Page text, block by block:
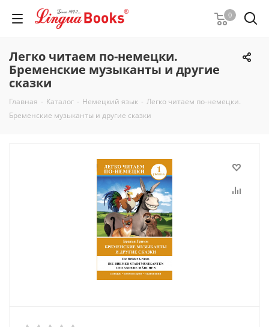
0
Легко читаем по-немецки.
Бременские музыканты и другие
сказки
Главная - Каталог - Немецкий язык - Легко читаем по-немецки.
Бременские музыканты и другие сказки